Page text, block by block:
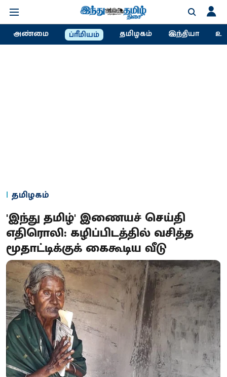
அண்மை ப்ரீமியம் தமிழகம் இந்தியா
தமிழகம்
'இந்து தமிழ்' இணையச் செய்தி
எதிரொலி: கழிப்பிடத்தில் வசித்த
மூதாட்டிக்குக் கைகூடிய வீடு